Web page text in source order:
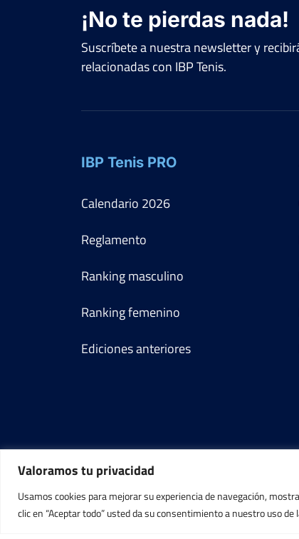
Valoramos tu privacidad
Usamos cookies para mejorar su experiencia de navegación,
clic en “Aceptar todo” usted da su consentimiento a nuestro uso de
¡No te pierdas nada!
Suscríbete a nuestra newsletter y
relacionadas con IBP Tenis.
IBP Tenis PRO
Calendario 2026
Reglamento
Ranking masculino
Ranking femenino
Ediciones anteriores